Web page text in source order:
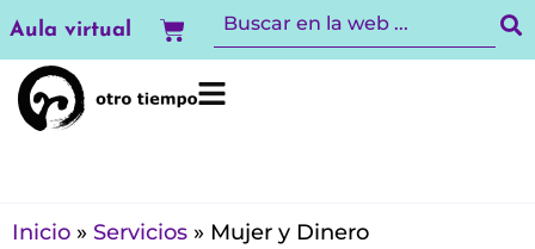
al
contenido
Aula virtual Carrito
Inicio » Servicios » Mujer y Dinero